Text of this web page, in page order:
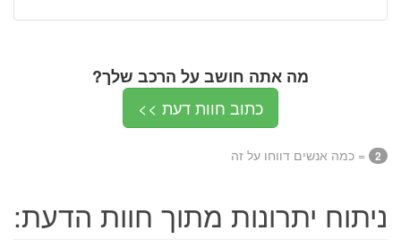
מה אתה חושב על הרכב שלך?
כתוב חוות דעת >>
2 = כמה אנשים דווחו על זה
ניתוח יתרונות מתוך חוות הדעת: